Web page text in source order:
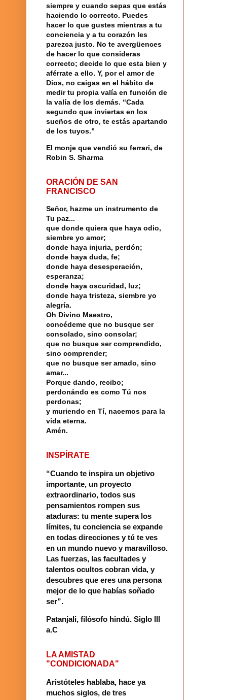
siempre y cuando sepas que estás
haciendo lo correcto. Puedes
hacer lo que gustes mientras a tu
conciencia y a tu corazón les
parezca justo. No te avergüences
de hacer lo que consideras
correcto; decide lo que esta bien y
aférrate a ello. Y, por el amor de
Dios, no caigas en el hábito de
medir tu propia valía en función de
la valía de los demás. “Cada
segundo que inviertas en los
sueños de otro, te estás apartando
de los tuyos.”
El monje que vendió su ferrari, de
Robin S. Sharma
ORACIÓN DE SAN
FRANCISCO
Señor, hazme un instrumento de
Tu paz...
que donde quiera que haya odio,
siembre yo amor;
donde haya injuria, perdón;
donde haya duda, fe;
donde haya desesperación,
esperanza;
donde haya oscuridad, luz;
donde haya tristeza, siembre yo
alegría.
Oh Divino Maestro,
concédeme que no busque ser
consolado, sino consolar;
que no busque ser comprendido,
sino comprender;
que no busque ser amado, sino
amar...
Porque dando, recibo;
perdonándo es como Tú nos
perdonas;
y muriendo en Tí, nacemos para la
vida eterna.
Amén.
INSPÍRATE
“Cuando te inspira un objetivo
importante, un proyecto
extraordinario, todos sus
pensamientos rompen sus
ataduras: tu mente supera los
límites, tu conciencia se expande
en todas direcciones y tú te ves
en un mundo nuevo y maravilloso.
Las fuerzas, las facultades y
talentos ocultos cobran vida, y
descubres que eres una persona
mejor de lo que habías soñado
ser”.
Patanjali, filósofo hindú. Siglo III
a.C
LA AMISTAD
"CONDICIONADA"
Aristóteles hablaba, hace ya
muchos siglos, de tres